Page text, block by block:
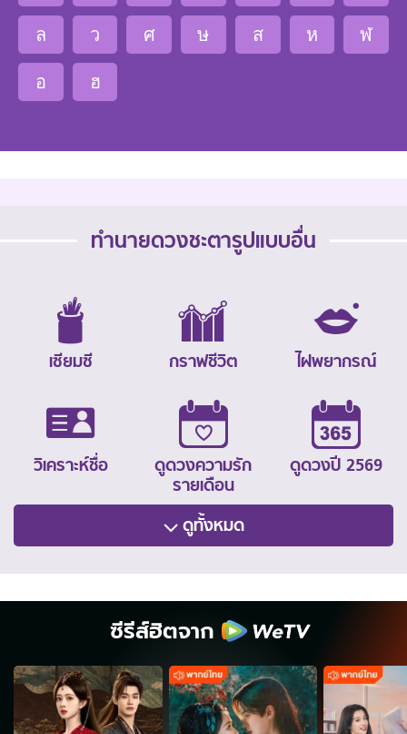
ล
ว ศ ษ ส ห
ฬ
อ
ฮ
ทำนายดวงชะตารูปแบบอื่น
เซียมซี กราฟชีวิต ไฝพยากรณ์
วิเคราะห์ชื่อ
ดูดวงความรัก
รายเดือน
ดูดวงปี 2569
ดูทั้งหมด
ซีรีส์ฮิตจาก